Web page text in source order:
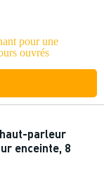
pour une
ouvrés
parleur
enceinte, 8